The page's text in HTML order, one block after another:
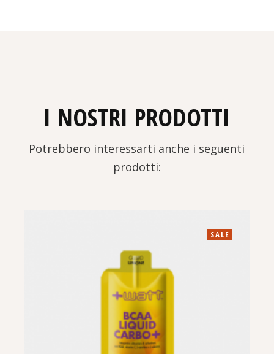
I NOSTRI PRODOTTI
Potrebbero interessarti anche i seguenti
prodotti:
SALE